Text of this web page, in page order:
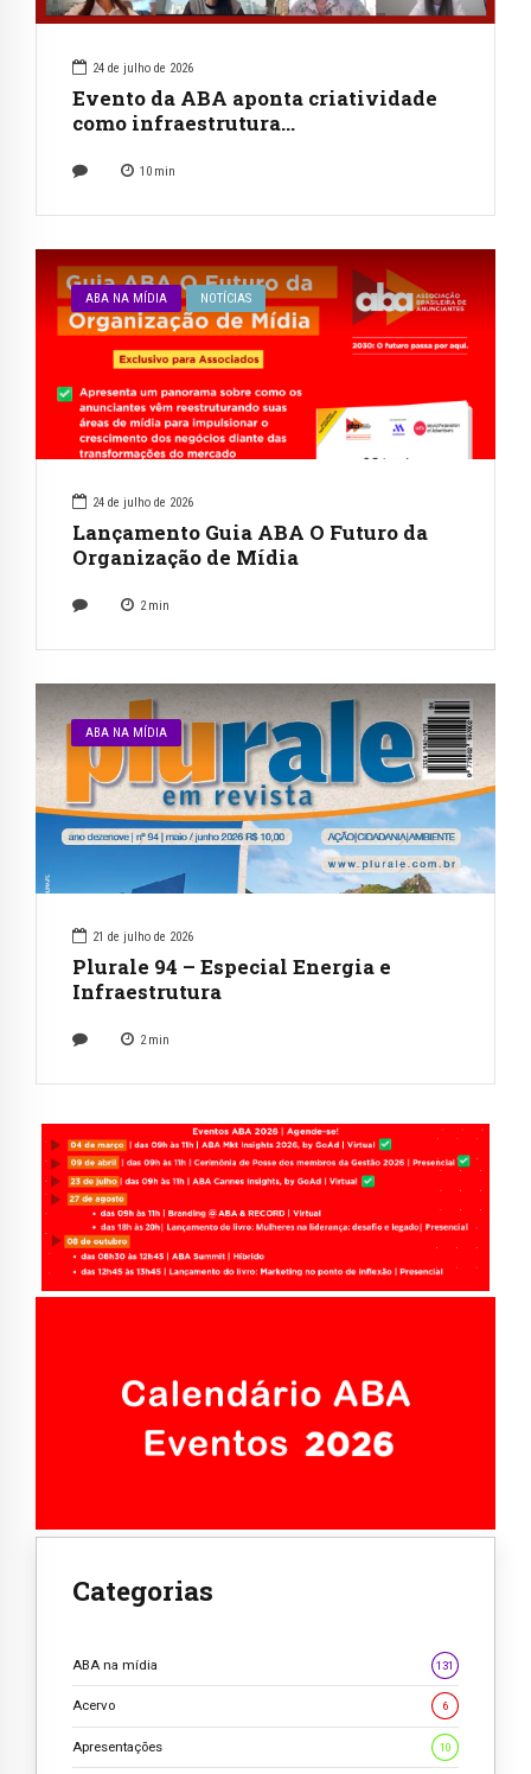
24 de julho de 2026
Evento da ABA aponta criatividade
como infraestrutura…
10 min
ABA NA MÍDIA NOTÍCIAS
24 de julho de 2026
Lançamento Guia ABA O Futuro da
Organização de Mídia
2 min
ABA NA MÍDIA
21 de julho de 2026
Plurale 94 – Especial Energia e
Infraestrutura
2 min
Categorias
ABA na mídia 131
Acervo 6
Apresentações 10